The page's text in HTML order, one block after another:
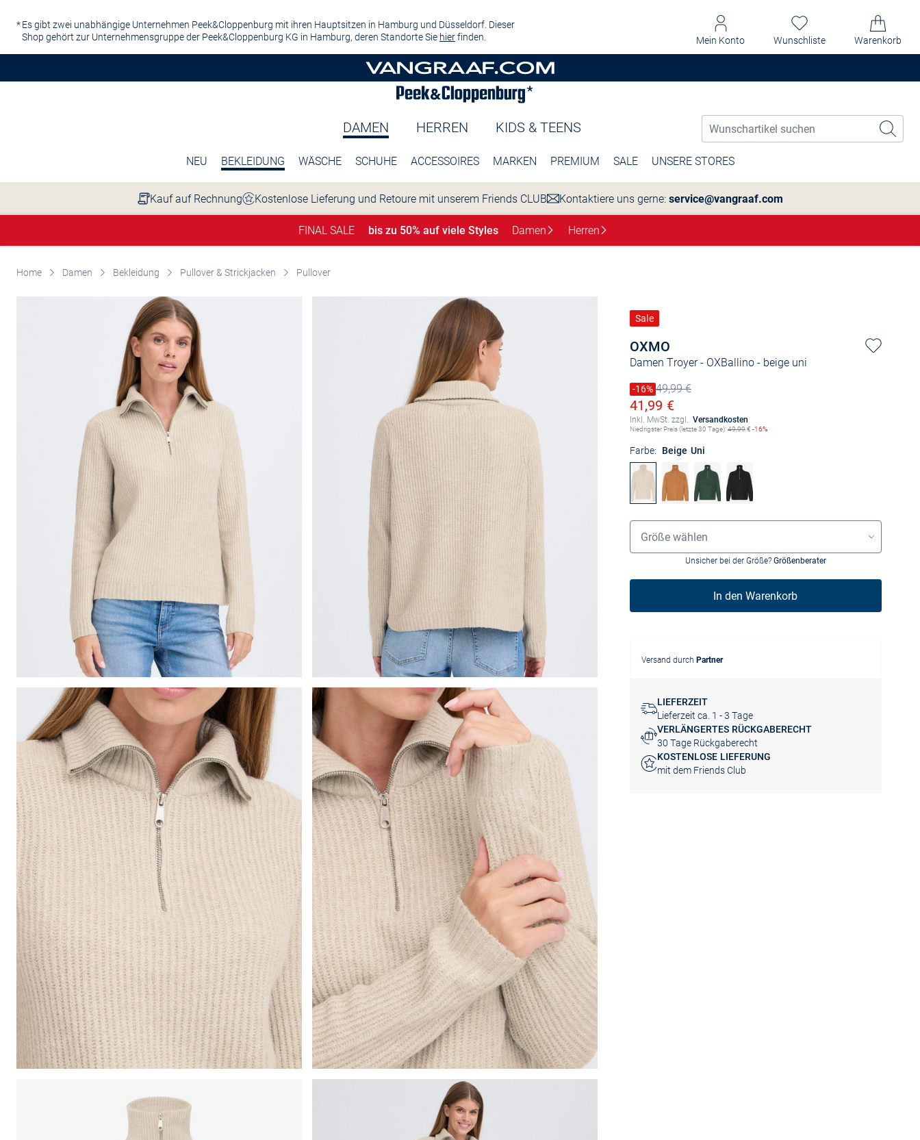
Es gibt zwei unabhängige Unternehmen Peek&Cloppenburg mit ihren Hauptsitzen in Hamburg und Düsseldorf. Dieser
Shop gehört zur Unternehmensgruppe der Peek&Cloppenburg KG in Hamburg, deren Standorte Sie hierfinden. Mein Konto Wunschliste Warenkorb
DAMEN HERREN KIDS & TEENS
NEU BEKLEIDUNG WÄSCHE SCHUHE ACCESSOIRES MARKEN PREMIUM SALE UNSERE STORES
Kauf auf Rechnung Kostenlose Lieferung und Retoure mit unserem Friends CLUB Kontaktiere uns gerne: service@vangraaf.com
FINAL SALE bis zu 50% auf viele Styles Damen Herren
Home Damen Bekleidung Pullover & Strickjacken Pullover
OXMO
Damen Troyer - OXBallino- beige uni
Sale
Preis reduziert um
-16%
Alter Preis49,99 €
Ermäßigter Preis
41,99 €
Inkl. MwSt. zzgl. Versandkosten
Niedrigster Preis (letzte 30 Tage):49,99€ -16%
Farbe: Beige Uni
Größenauswahl
Größe wählen
Unsicher bei der Größe? Größenberater
In den Warenkorb
Versand durch Partner
LIEFERZEIT
Lieferzeit ca. 1 - 3 Tage
VERLÄNGERTES RÜCKGABERECHT
30 Tage Rückgaberecht
KOSTENLOSE LIEFERUNG
mit dem Friends Club